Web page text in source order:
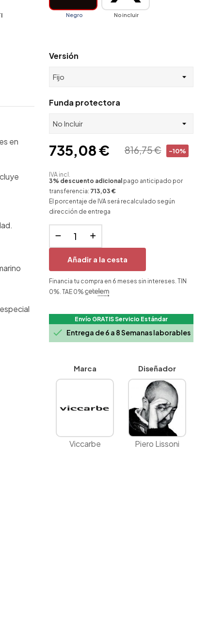
en
Negro No incluir
Versión
Funda protectora
-10%
816,75 €
735,08 €
IVA incl.
3% descuento adicional pago anticipado por
transferencia: 713,03 €
El porcentaje de IVA será recalculado según
dirección de entrega
Añadir a la cesta
Financia tu compra en 6 meses sin intereses. TIN
0%. TAE 0%
Envío GRATIS Servicio Estándar
 Entrega de 6 a 8 Semanas laborables
Marca
Viccarbe
Diseñador
Piero Lissoni